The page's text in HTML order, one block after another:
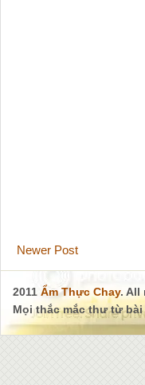
Newer Post
2011 Ẩm Thực Chay. All
Mọi thắc mắc thư từ